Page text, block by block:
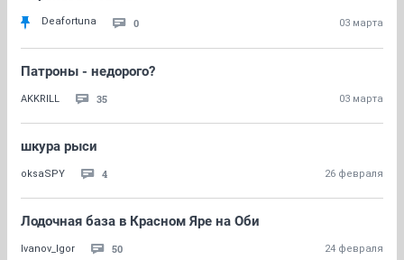
Deafortuna 0 03 марта
Патроны - недорого?
AKKRILL 35 03 марта
шкура рыси
oksaSPY 4 26 февраля
Лодочная база в Красном Яре на Оби
Ivanov_Igor 50 24 февраля